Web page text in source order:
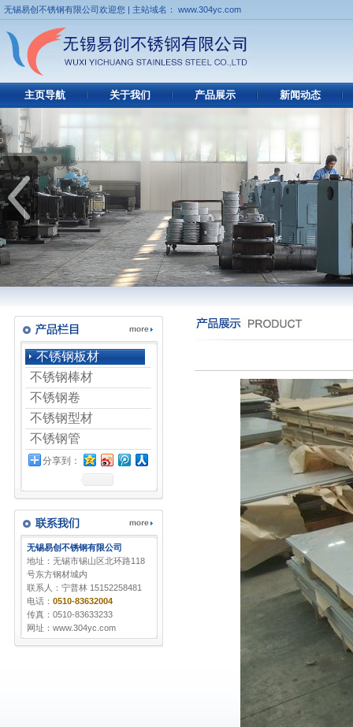
无锡易创不锈钢有限公司欢迎您 | 主站域名： www.304yc.com
主页导航 关于我们 产品展示 新闻动态
不锈钢板材
不锈钢棒材
不锈钢卷
不锈钢型材
不锈钢管
分享到：
无锡易创不锈钢有限公司
地址：无锡市锡山区北环路118
号东方钢材城内
联系人：宁普林 15152258481
电话： 0510-83632004
传真：0510-83633233
网址：www.304yc.com